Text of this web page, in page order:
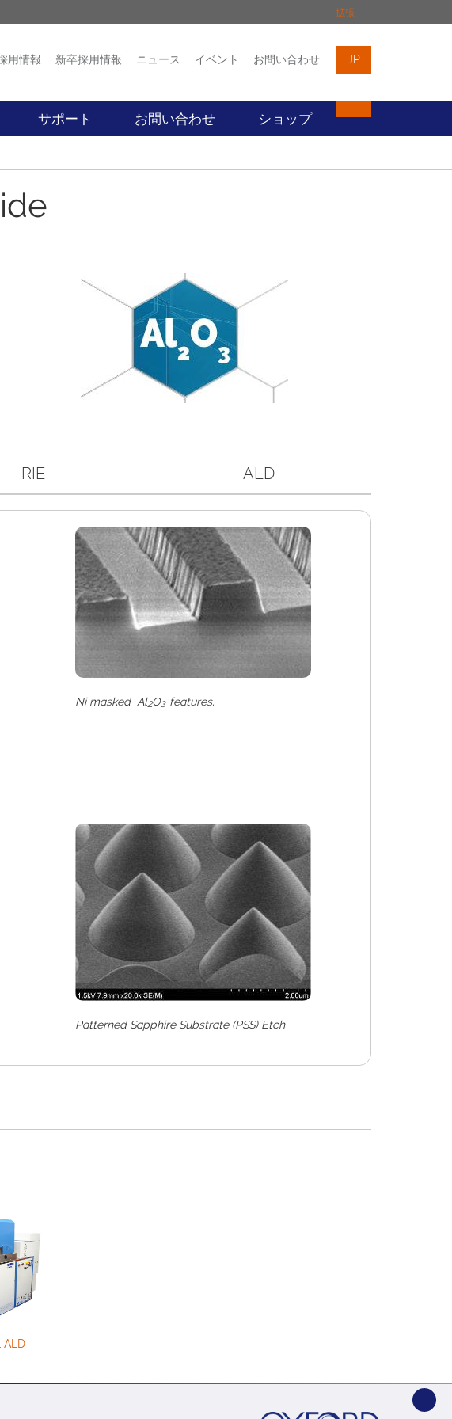
拡張
ス イベント お問い合わせ
用情報 新卒採用情報 ニュース イベント お問い合わせ JP
サポート お問い合わせ ショップ
RIE ALD
Ni masked Al2O3 features.
Patterned Sapphire Substrate (PSS) Etch
ALD